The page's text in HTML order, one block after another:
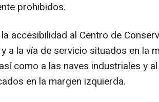
prohibidos.
accesibilidad al Centro de
a la vía de servicio situados en la
como a las naves industriales y
en la margen izquierda.